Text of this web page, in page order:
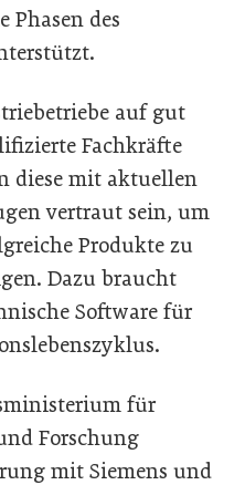
Phasen des
auf gut
Fachkräfte
diese mit aktuellen
vertraut sein, um
Produkte zu
Dazu braucht
Software für
für
Forschung
mit Siemens und